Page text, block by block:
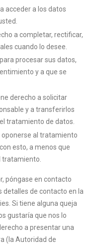
acceder a los datos
a completar, rectificar,
cuando lo desee.
procesar sus datos,
y a que se
derecho a solicitar
y a transferirlos
tratamiento de datos.
oponerse al tratamiento
esto, a menos que
póngase en contacto
detalles de contacto en la
Si tiene alguna queja
gustaría que nos lo
a presentar una
(la Autoridad de